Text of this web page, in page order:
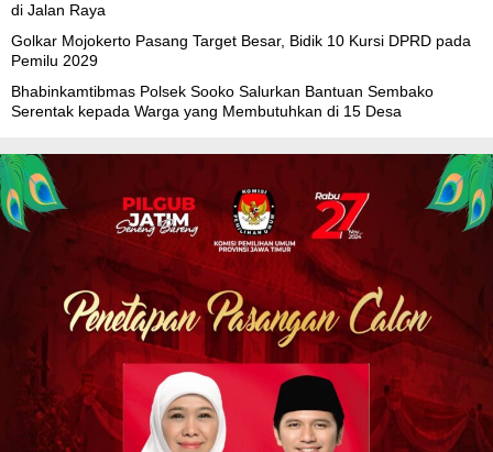
di Jalan Raya
Golkar Mojokerto Pasang Target Besar, Bidik 10 Kursi DPRD pada
Pemilu 2029
Bhabinkamtibmas Polsek Sooko Salurkan Bantuan Sembako
Serentak kepada Warga yang Membutuhkan di 15 Desa